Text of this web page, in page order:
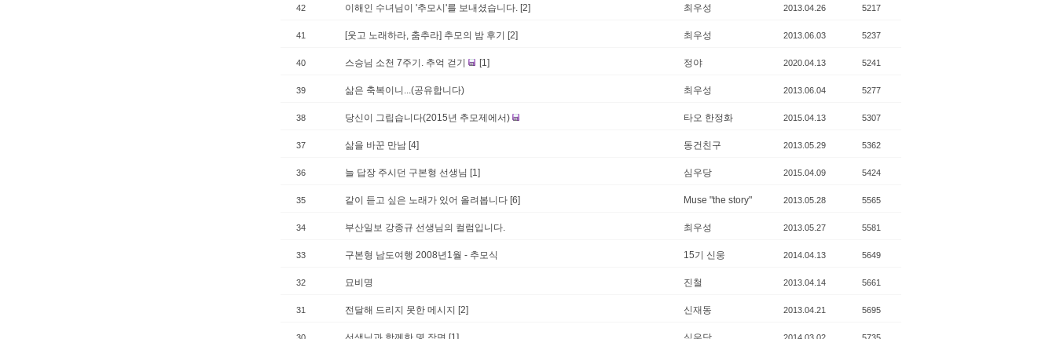
42 이해인 수녀님이 '추모시'를 보내셨습니다. [2] 최우성 2013.04.26 5217
41 [웃고 노래하라, 춤추라] 추모의 밤 후기 [2] 최우성 2013.06.03 5237
40 스승님 소천 7주기. 추억 걷기 [1] 정야 2020.04.13 5241
39 삶은 축복이니...(공유합니다) 최우성 2013.06.04 5277
38 당신이 그립습니다(2015년 추모제에서) 타오 한정화 2015.04.13 5307
37 삶을 바꾼 만남 [4] 동건친구 2013.05.29 5362
36 늘 답장 주시던 구본형 선생님 [1] 심우당 2015.04.09 5424
35 같이 듣고 싶은 노래가 있어 올려봅니다 [6] Muse "the story" 2013.05.28 5565
34 부산일보 강종규 선생님의 컬럼입니다. 최우성 2013.05.27 5581
33 구본형 남도여행 2008년1월 - 추모식 15기 신웅 2014.04.13 5649
32 묘비명 진철 2013.04.14 5661
31 전달해 드리지 못한 메시지 [2] 신재동 2013.04.21 5695